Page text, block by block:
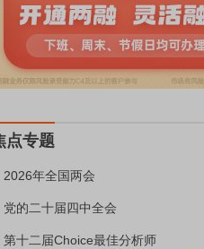
点专题
2026年全国两会
党的二十届四中全会
第十二届Choice最佳分析师